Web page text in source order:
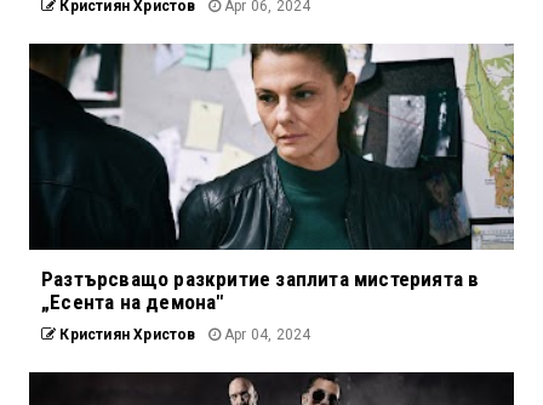
Кристиян Христов Apr 06, 2024
Разтърсващо разкритие заплита мистерията в
„Есента на демона"
Кристиян Христов Apr 04, 2024